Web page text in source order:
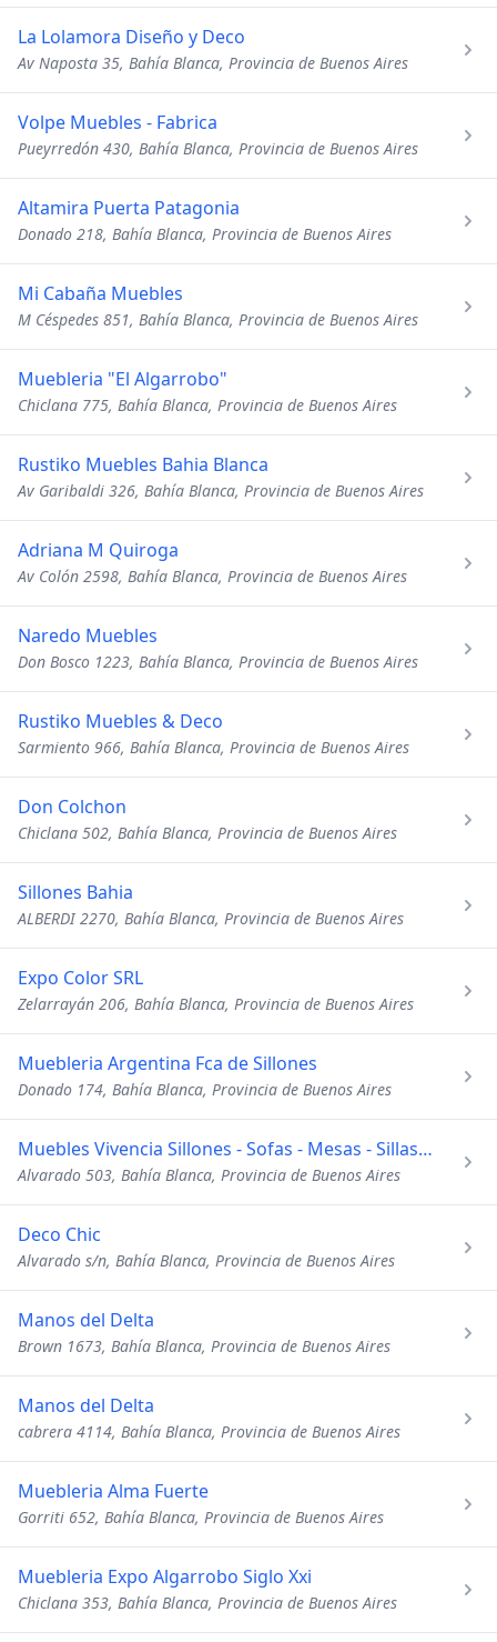
La Lolamora Diseño y Deco
Av Naposta 35, Bahía Blanca, Provincia de Buenos Aires
Volpe Muebles - Fabrica
Pueyrredón 430, Bahía Blanca, Provincia de Buenos Aires
Altamira Puerta Patagonia
Donado 218, Bahía Blanca, Provincia de Buenos Aires
Mi Cabaña Muebles
M Céspedes 851, Bahía Blanca, Provincia de Buenos Aires
Muebleria "El Algarrobo"
Chiclana 775, Bahía Blanca, Provincia de Buenos Aires
Rustiko Muebles Bahia Blanca
Av Garibaldi 326, Bahía Blanca, Provincia de Buenos Aires
Adriana M Quiroga
Av Colón 2598, Bahía Blanca, Provincia de Buenos Aires
Naredo Muebles
Don Bosco 1223, Bahía Blanca, Provincia de Buenos Aires
Rustiko Muebles & Deco
Sarmiento 966, Bahía Blanca, Provincia de Buenos Aires
Don Colchon
Chiclana 502, Bahía Blanca, Provincia de Buenos Aires
Sillones Bahia
ALBERDI 2270, Bahía Blanca, Provincia de Buenos Aires
Expo Color SRL
Zelarrayán 206, Bahía Blanca, Provincia de Buenos Aires
Muebleria Argentina Fca de Sillones
Donado 174, Bahía Blanca, Provincia de Buenos Aires
Muebles Vivencia Sillones - Sofas - Mesas - Sillas - Petit
Alvarado 503, Bahía Blanca, Provincia de Buenos Aires
Deco Chic
Alvarado s/n, Bahía Blanca, Provincia de Buenos Aires
Manos del Delta
Brown 1673, Bahía Blanca, Provincia de Buenos Aires
Manos del Delta
cabrera 4114, Bahía Blanca, Provincia de Buenos Aires
Muebleria Alma Fuerte
Gorriti 652, Bahía Blanca, Provincia de Buenos Aires
Muebleria Expo Algarrobo Siglo Xxi
Chiclana 353, Bahía Blanca, Provincia de Buenos Aires